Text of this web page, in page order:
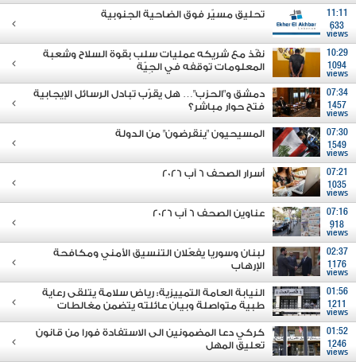
11:11
633
views
تحليق مسيّر فوق الضاحية الجنوبية
10:29
1094
views
نفّذ مع شريكه عمليات سلب بقوة السلاح وشعبة
المعلومات توقفه في الجِيّة
07:34
1457
views
دمشق و"الحزب"… هل يقرّب تبادل الرسائل الإيجابية
فتح حوار مباشر؟
07:30
1549
views
المسيحيون "ينقرضون" من الدولة
07:21
1035
views
أسرار الصحف 6 آب 2026
07:16
918
views
عناوين الصحف 6 آب 2026
02:37
1176
views
لبنان وسوريا يفعّلان التنسيق الأمني ومكافحة
الإرهاب
01:56
1211
views
النيابة العامة التمييزية: رياض سلامة يتلقى رعاية
طبية متواصلة وبيان عائلته يتضمن مغالطات
01:52
1246
views
كركي دعا المضمونين الى الاستفادة فورا من قانون
تعليق المهل